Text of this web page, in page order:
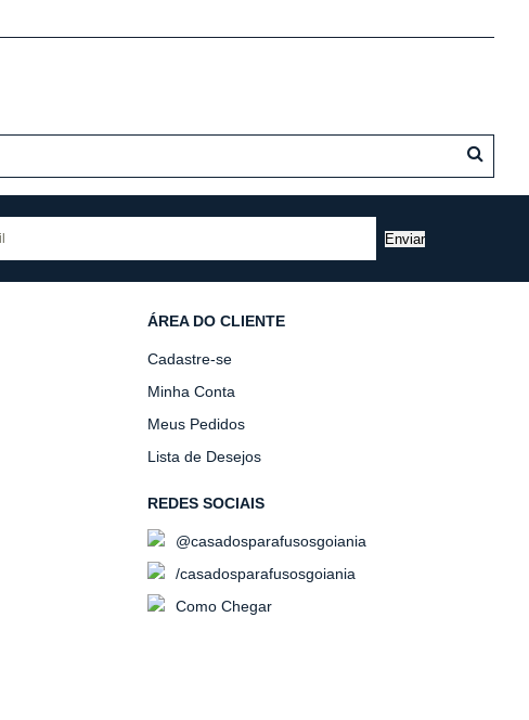
Enviar
ÁREA DO CLIENTE
Cadastre-se
Minha Conta
Meus Pedidos
Lista de Desejos
REDES SOCIAIS
@casadosparafusosgoiania
/casadosparafusosgoiania
Como Chegar